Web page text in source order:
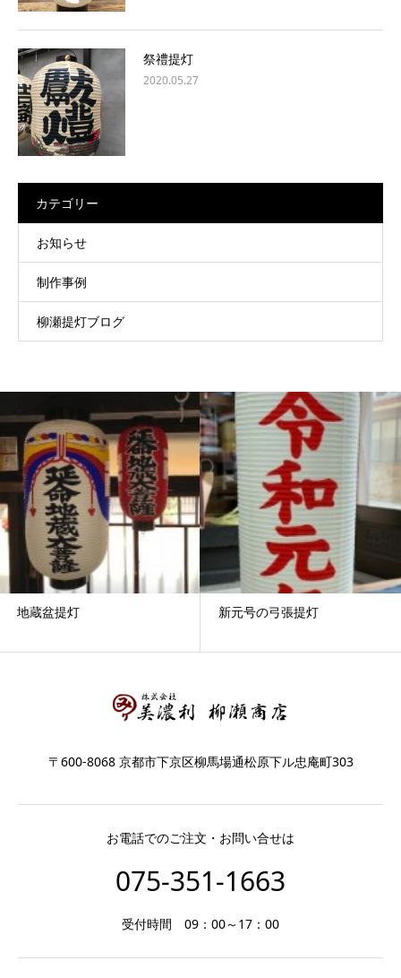
祭禮提灯
2020.05.27
カテゴリー
お知らせ
制作事例
柳瀬提灯ブログ
地蔵盆提灯 新元号の弓張提灯
〒600-8068 京都市下京区柳馬場通松原下ル忠庵町303
お電話でのご注文・お問い合せは
075-351-1663
受付時間 09：00～17：00